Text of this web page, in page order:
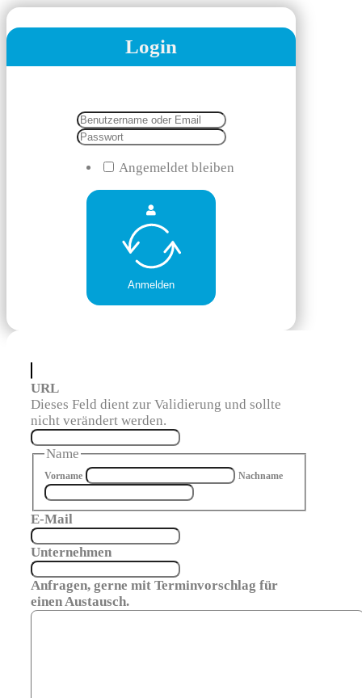
Login
Angemeldet bleiben
Anmelden
URL
Dieses Feld dient zur Validierung und sollte
nicht verändert werden.
Name
Vorname Nachname
E-Mail
Unternehmen
Anfragen, gerne mit Terminvorschlag für
einen Austausch.